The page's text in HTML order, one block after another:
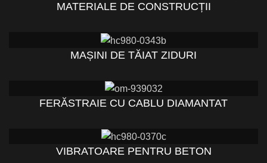
MATERIALE DE CONSTRUCȚII
MAȘINI DE TĂIAT ZIDURI
FERĂSTRAIE CU CABLU DIAMANTAT
VIBRATOARE PENTRU BETON